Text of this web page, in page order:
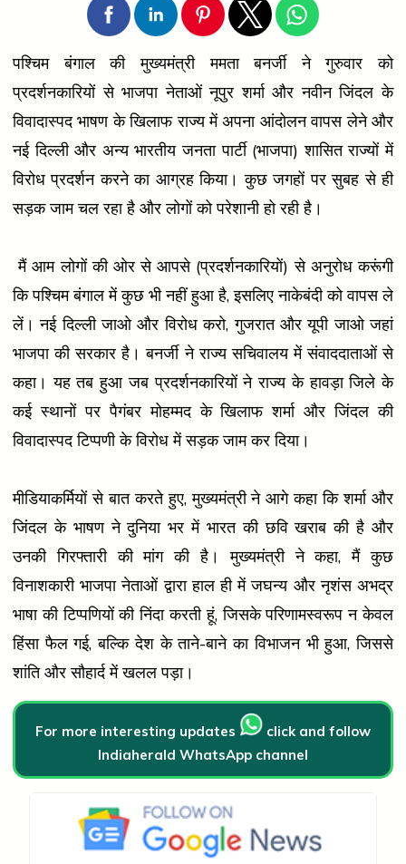
पश्चिम बंगाल की मुख्यमंत्री ममता बनर्जी ने गुरुवार को
प्रदर्शनकारियों से भाजपा नेताओं नूपुर शर्मा और नवीन जिंदल के
विवादास्पद भाषण के खिलाफ राज्य में अपना आंदोलन वापस लेने और
नई दिल्ली और अन्य भारतीय जनता पार्टी (भाजपा) शासित राज्यों में
विरोध प्रदर्शन करने का आग्रह किया। कुछ जगहों पर सुबह से ही
सड़क जाम चल रहा है और लोगों को परेशानी हो रही है।
मैं आम लोगों की ओर से आपसे (प्रदर्शनकारियों) से अनुरोध करूंगी
कि पश्चिम बंगाल में कुछ भी नहीं हुआ है, इसलिए नाकेबंदी को वापस ले
लें। नई दिल्ली जाओ और विरोध करो, गुजरात और यूपी जाओ जहां
भाजपा की सरकार है। बनर्जी ने राज्य सचिवालय में संवाददाताओं से
कहा। यह तब हुआ जब प्रदर्शनकारियों ने राज्य के हावड़ा जिले के
कई स्थानों पर पैगंबर मोहम्मद के खिलाफ शर्मा और जिंदल की
विवादास्पद टिप्पणी के विरोध में सड़क जाम कर दिया।
मीडियाकर्मियों से बात करते हुए, मुख्यमंत्री ने आगे कहा कि शर्मा और
जिंदल के भाषण ने दुनिया भर में भारत की छवि खराब की है और
उनकी गिरफ्तारी की मांग की है। मुख्यमंत्री ने कहा, मैं कुछ
विनाशकारी भाजपा नेताओं द्वारा हाल ही में जघन्य और नृशंस अभद्र
भाषा की टिप्पणियों की निंदा करती हूं, जिसके परिणामस्वरूप न केवल
हिंसा फैल गई, बल्कि देश के ताने-बाने का विभाजन भी हुआ, जिससे
शांति और सौहार्द में खलल पड़ा।
For more interesting updates
click and follow
Indiaherald WhatsApp channel